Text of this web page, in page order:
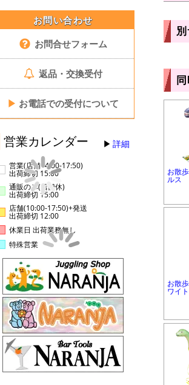
お問い合わせ
お問合せフォーム
返品・交換受付
▶ お電話での受付について
営業カレンダー 詳細
営業(店舗14:00-17:50)
出荷締切 15:00
通販のみ(店舗休)
出荷締切 15:00
店舗(10:00-17:50)+発送
出荷締切 12:00
休業日 出荷業務無し
特殊営業
お散
ルス
お散
ワイト